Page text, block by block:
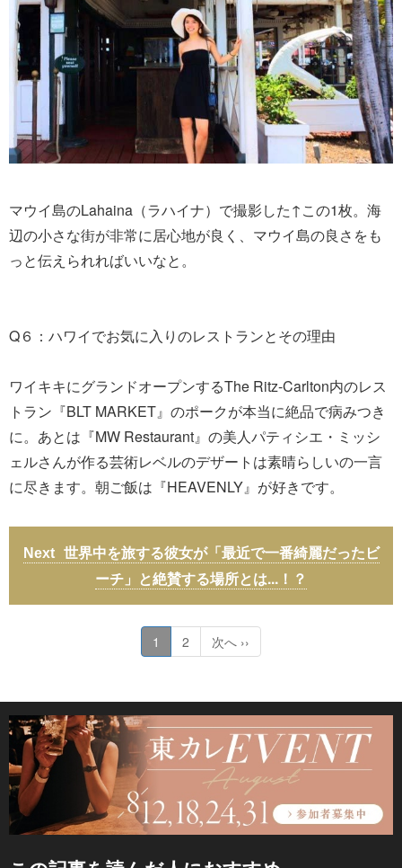
マウイ島のLahaina（ラハイナ）で撮影した↑この1枚。海
辺の小さな街が非常に居心地が良く、マウイ島の良さをも
っと伝えられればいいなと。
Q６：ハワイでお気に入りのレストランとその理由
ワイキキにグランドオープンするThe Ritz-Carlton内のレス
トラン『BLT MARKET』のポークが本当に絶品で病みつき
に。あとは『MW Restaurant』の美人パティシエ・ミッシ
ェルさんが作る芸術レベルのデザートは素晴らしいの一言
に尽きます。朝ご飯は『HEAVENLY』が好きです。
世界中を旅する彼女が「最近で一番綺麗だったビ
ーチ」と絶賛する場所とは...！？
1 2 次へ ››